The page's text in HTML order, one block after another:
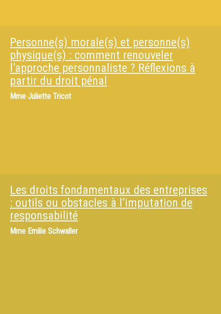
Personne(s) morale(s) et personne(s)
physique(s) : comment renouveler
l’approche personnaliste ? Réflexions à
partir du droit pénal
Mme Juliette Tricot
Les droits fondamentaux des entreprises
: outils ou obstacles à l’imputation de
responsabilité
Mme Emilie Schwaller